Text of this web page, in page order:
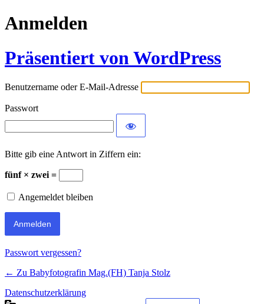
Anmelden
Präsentiert von WordPress
Benutzername oder E-Mail-Adresse
Passwort
Bitte gib eine Antwort in Ziffern ein:
fünf × zwei =
Angemeldet bleiben
Passwort vergessen?
← Zu Babyfotografin Mag.(FH) Tanja Stolz
Datenschutzerklärung